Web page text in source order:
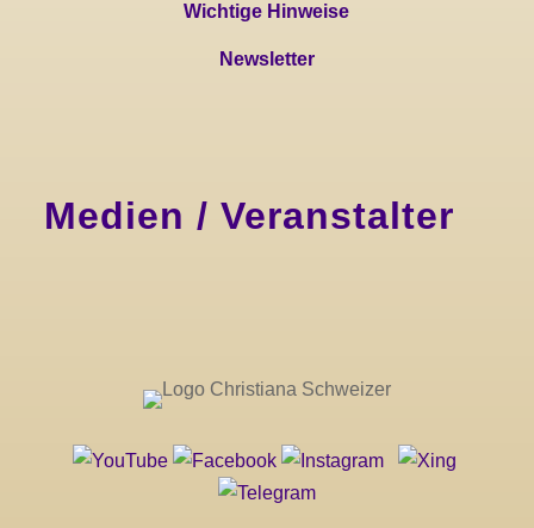
Wichtige Hinweise
Newsletter
Medien / Veranstalter